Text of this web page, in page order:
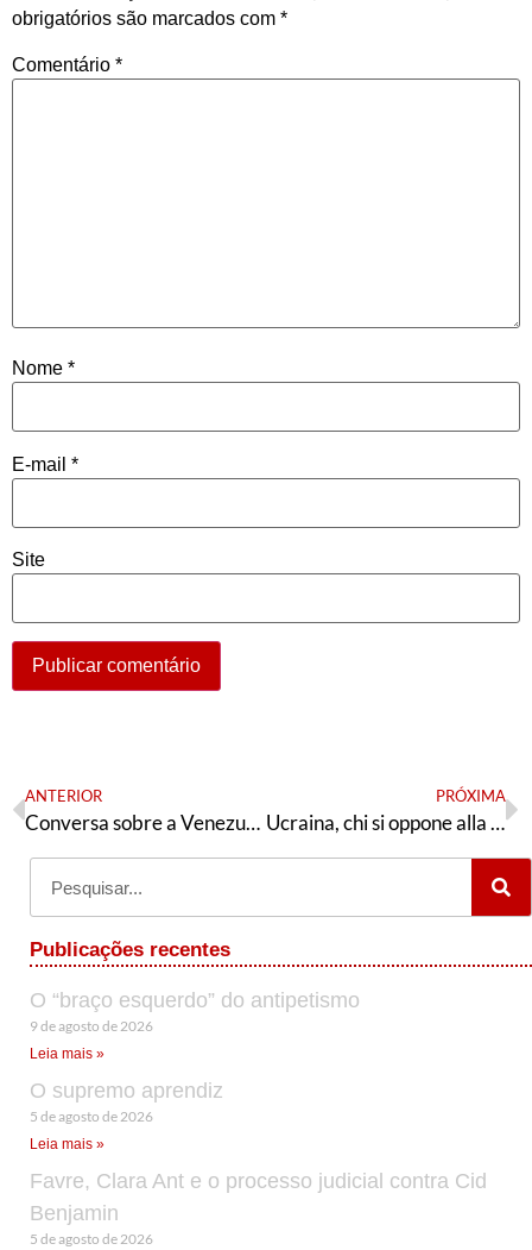
obrigatórios são marcados com *
Comentário *
Nome *
E-mail *
Site
ANTERIOR
Conversa sobre a Venezuela
PRÓXIMA
Ucraina, chi si oppone alla pace è il nemico!
Publicações recentes
O “braço esquerdo” do antipetismo
9 de agosto de 2026
Leia mais »
O supremo aprendiz
5 de agosto de 2026
Leia mais »
Favre, Clara Ant e o processo judicial contra Cid
Benjamin
5 de agosto de 2026